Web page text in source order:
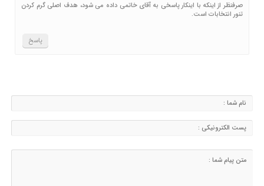
صرفنظر از اینکه با اینکار پاسخی به آقای خاتمی داده می شود، هدف اصلی گرم کردن
تنور انتخابات است.
پاسخ